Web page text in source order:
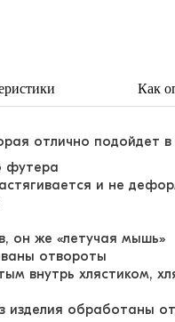
Как
отлично подойдет в
футера
и не
он же «летучая мышь»
отвороты
внутрь хлястиком,
изделия обработаны